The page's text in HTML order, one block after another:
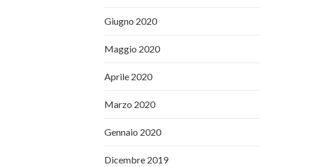
Giugno 2020
Maggio 2020
Aprile 2020
Marzo 2020
Gennaio 2020
Dicembre 2019